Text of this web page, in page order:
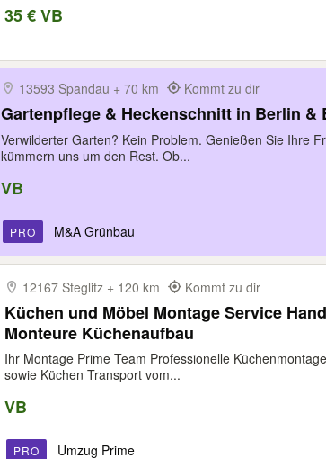
35 € VB
13593 Spandau + 70 km Kommt zu dir
Gartenpflege & Heckenschnitt in Berlin &
Verwilderter Garten? Kein Problem. Genießen Sie Ihre
kümmern uns um den Rest. Ob...
VB
PRO M&A Grünbau
12167 Steglitz + 120 km Kommt zu dir
Küchen und Möbel Montage Service
Monteure Küchenaufbau
Ihr Montage Prime Team Professionelle
sowie Küchen Transport vom...
VB
PRO Umzug Prime